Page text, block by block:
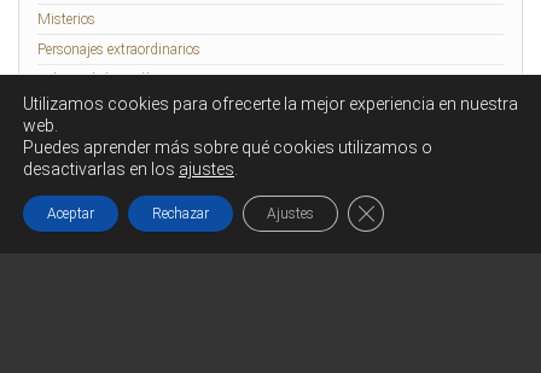
Misterios
Personajes extraordinarios
Relatos de lo Insólito
Rennes-le-Château
Funciona gracias a WordPress | Tema: Head Blog
Utilizamos cookies para ofrecerte la mejor experiencia en nuestra
web.
Puedes aprender más sobre qué cookies utilizamos o
desactivarlas en los ajustes
Aceptar Rechazar Ajustes Cerrar el banner de